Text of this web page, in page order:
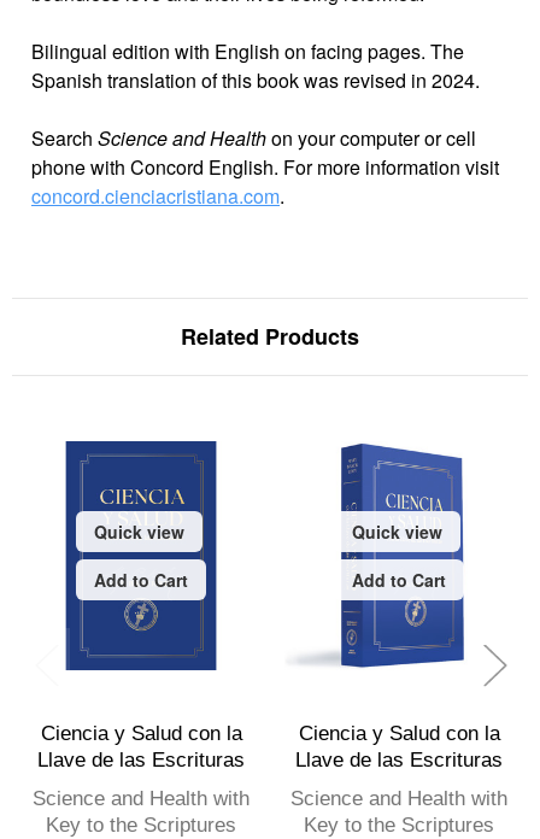
Bilingual edition with English on facing pages. The
Spanish translation of this book was revised in 2024.
Search Science and Healthon your computer or cell
phone with Concord English. For more information visit
concord.cienciacristiana.com.
Related Products
Quick view
Add to Cart
Ciencia y Salud con la
Llave de las Escrituras
Science and Health with
Key to the Scriptures
Quick view
Add to Cart
Ciencia y Salud con la
Llave de las Escrituras
Science and Health with
Key to the Scriptures